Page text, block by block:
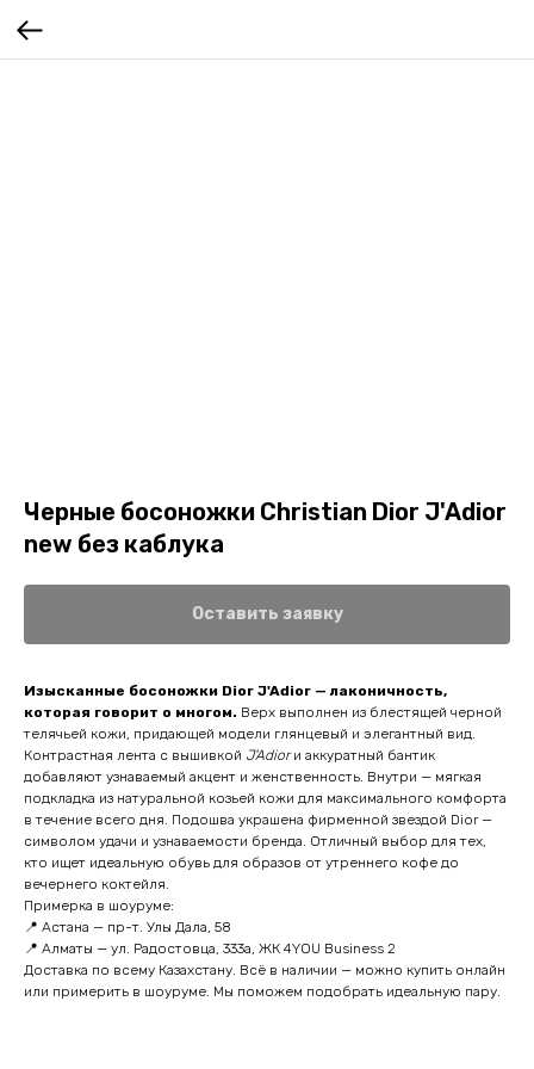
Черные босоножки Christian Dior J'Adior
new без каблука
Оставить заявку
Изысканные босоножки Dior J'Adior — лаконичность,
которая говорит о многом. Верх выполнен из блестящей черной
телячьей кожи, придающей модели глянцевый и элегантный вид.
Контрастная лента с вышивкой J'Adiorи аккуратный бантик
добавляют узнаваемый акцент и женственность. Внутри — мягкая
подкладка из натуральной козьей кожи для максимального комфорта
в течение всего дня. Подошва украшена фирменной звездой Dior —
символом удачи и узнаваемости бренда. Отличный выбор для тех,
кто ищет идеальную обувь для образов от утреннего кофе до
вечернего коктейля.
Примерка в шоуруме:
📍 Астана — пр-т. Улы Дала, 58
📍 Алматы — ул. Радостовца, 333а, ЖК 4YOU Business 2
Доставка по всему Казахстану. Всё в наличии — можно купить онлайн
или примерить в шоуруме. Мы поможем подобрать идеальную пару.